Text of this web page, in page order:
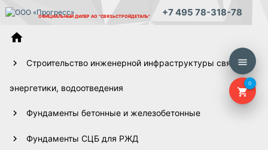
ОФИЦИАЛЬНЫЙ ДИЛЕР АО "СВЯЗЬСТРОЙДЕТАЛЬ" +7 495 78-318-78
menu
shopping_cart
0
home
Строительство инженерной инфраструктуры связи,
энергетики, водоотведения
Фундаменты бетонные и железобетонные
Фундаменты СЦБ для РЖД